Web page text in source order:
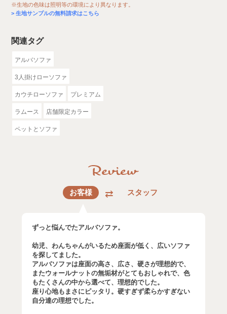
※生地の色味は照明等の環境により異なります。
生地サンプルの無料請求はこちら
関連タグ
アルバソファ
3人掛けローソファ
カウチローソファ プレミアム
ラムース 店舗限定カラー
ペットとソファ
お客様 スタッフ
ずっと悩んでたアルバソファ。
幼児、わんちゃんがいるため座面が低く、広いソファ
を探してました。
アルバソファは座面の高さ、広さ、硬さが理想的で、
またウォールナットの無垢材がとてもおしゃれで、色
もたくさんの中から選べて、理想的でした。
座り心地もまさにピッタリ。硬すぎず柔らかすぎない
自分達の理想でした。